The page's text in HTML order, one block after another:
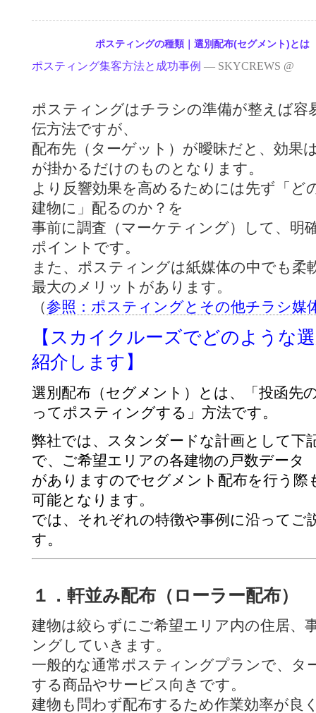
ポスティングの種類｜選別配布(セグメント)とは
ポスティング集客方法と成功事例 — SKYCREWS @
ポスティングはチラシの準備が整えば容
伝方法ですが、
配布先（ターゲット）が曖昧だと、効果
が掛かるだけのものとなります。
より反響効果を高めるためには先ず「ど
建物に」配るのか？を
事前に調査（マーケティング）して、明
ポイントです。
また、ポスティングは紙媒体の中でも柔
最大のメリットがあります。
（参照：ポスティングとその他チラシ媒
【スカイクルーズでどのような
紹介します】
選別配布（セグメント）とは、「投函先
ってポスティングする」方法です。
弊社では、スタンダードな計画として下
で、ご希望エリアの各建物の戸数データ
がありますのでセグメント配布を行う際
可能となります。
では、それぞれの特徴や事例に沿ってご
す。
１．軒並み配布（ローラー配布）
建物は絞らずにご希望エリア内の住居、
ングしていきます。
一般的な通常ポスティングプランで、タ
する商品やサービス向きです。
建物も問わず配布するため作業効率が良